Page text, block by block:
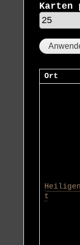
Karten
Ort
t